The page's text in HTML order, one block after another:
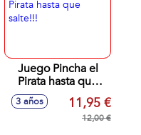
Juego Pincha el
Pirata hasta que
salte!!!
3 años 11,95 €
12,00 €